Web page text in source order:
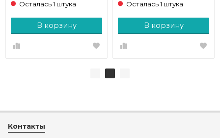
Осталась 1 штука
В корзину
Осталась 1 штука
В корзину
Контакты